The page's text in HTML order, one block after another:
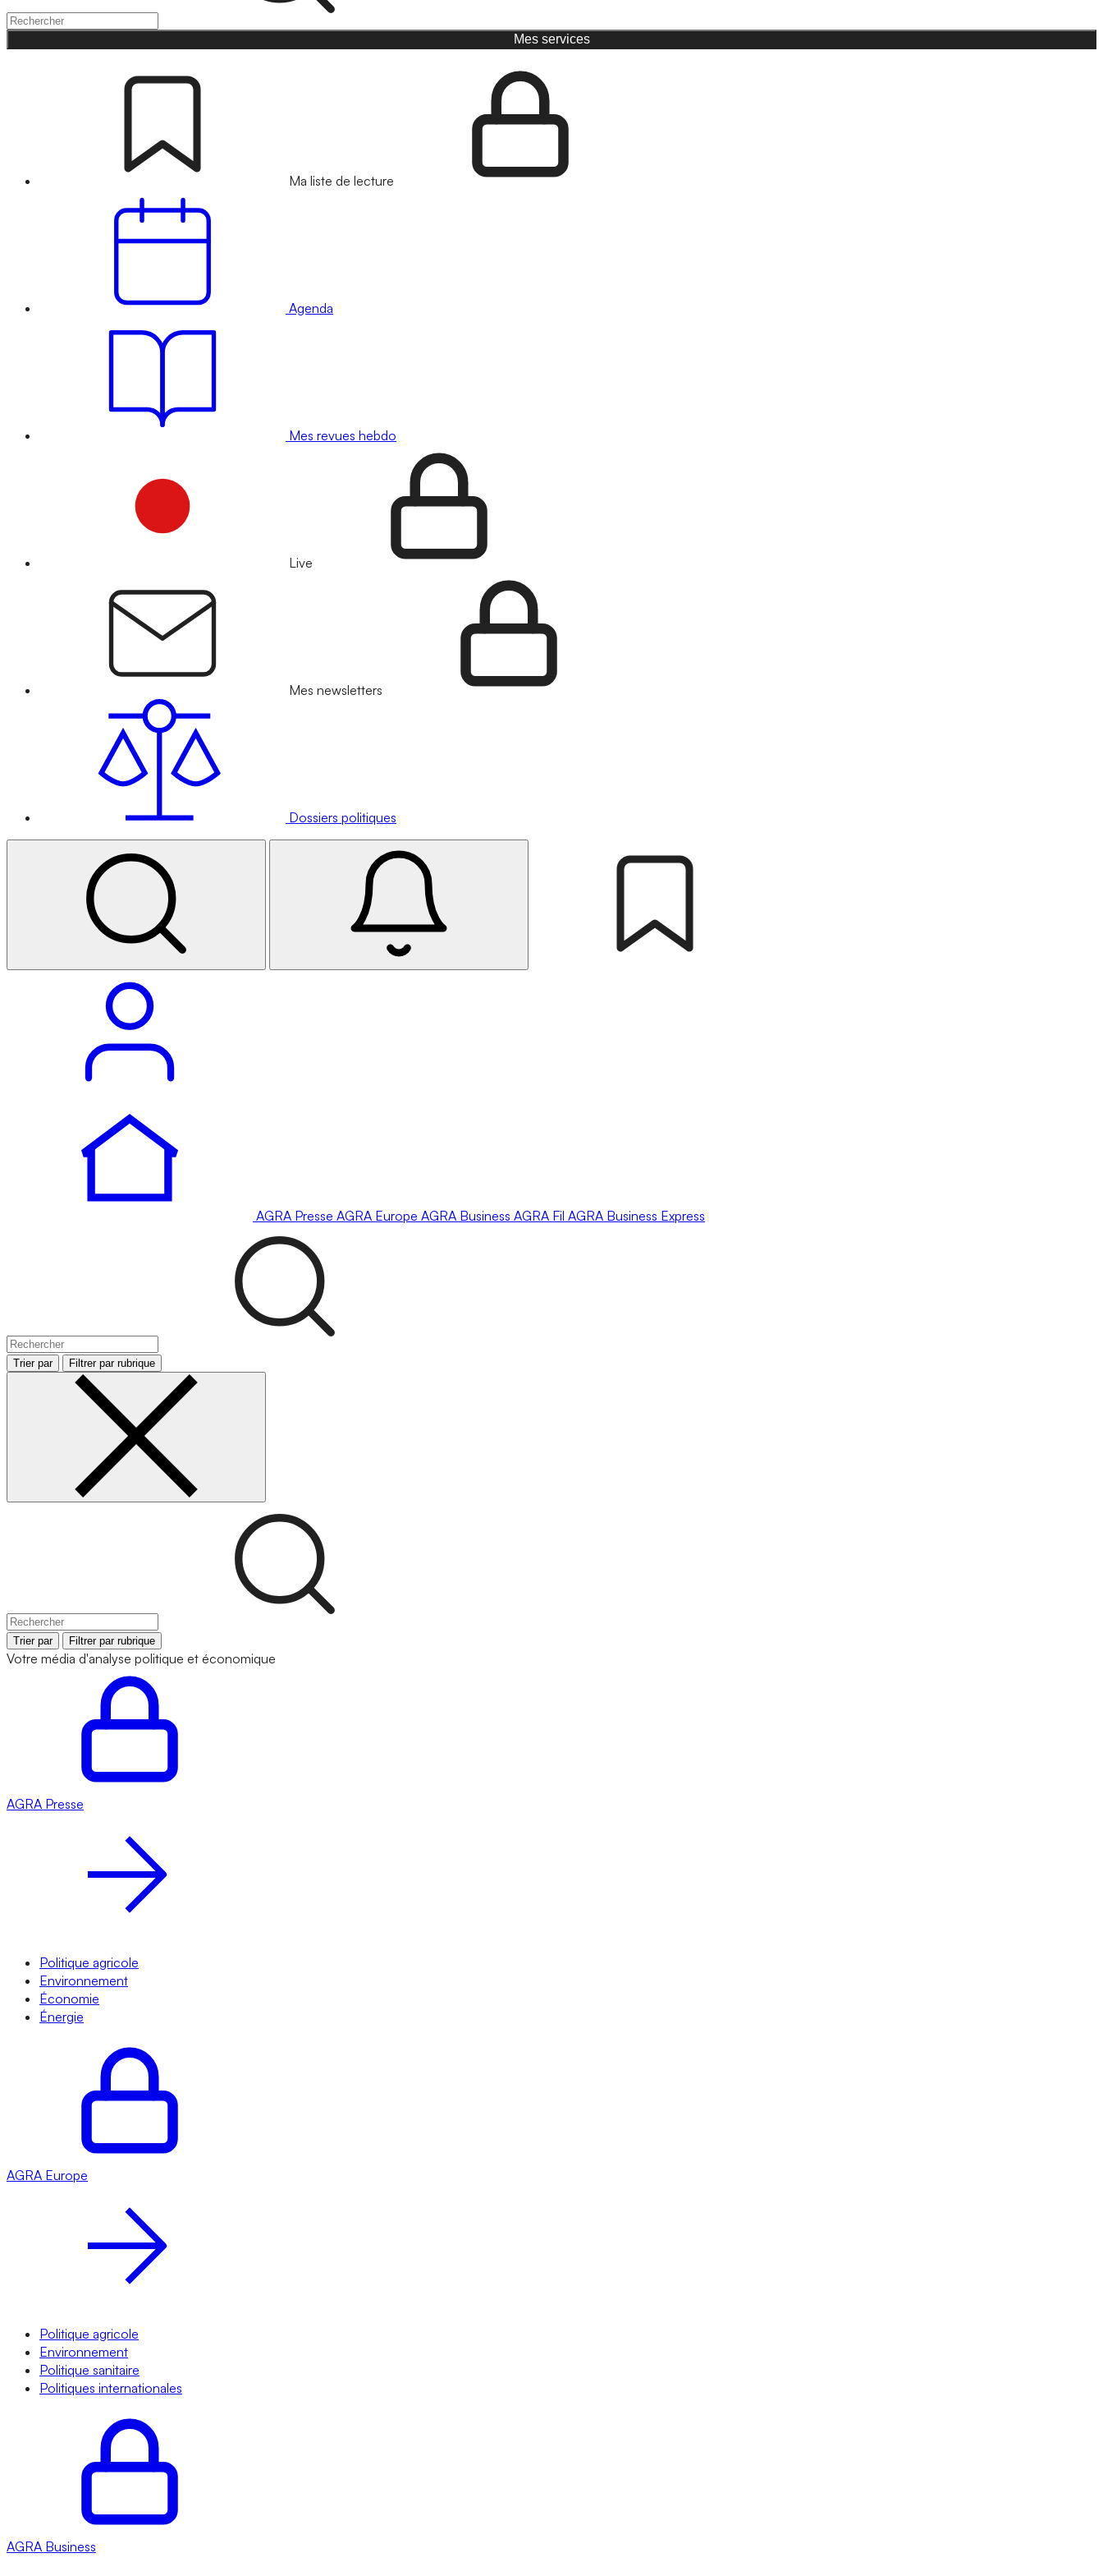
Mes services
Ma liste de lecture
Agenda
Mes revues hebdo
Live
Mes newsletters
Dossiers politiques
AGRA Presse AGRA Europe AGRA Business AGRA Fil AGRA Business Express
Trier par Filtrer par rubrique
Trier par Filtrer par rubrique
Votre média d'analyse politique et économique
AGRA Presse
Politique agricole
Environnement
Économie
Énergie
AGRA Europe
Politique agricole
Environnement
Politique sanitaire
Politiques internationales
AGRA Business